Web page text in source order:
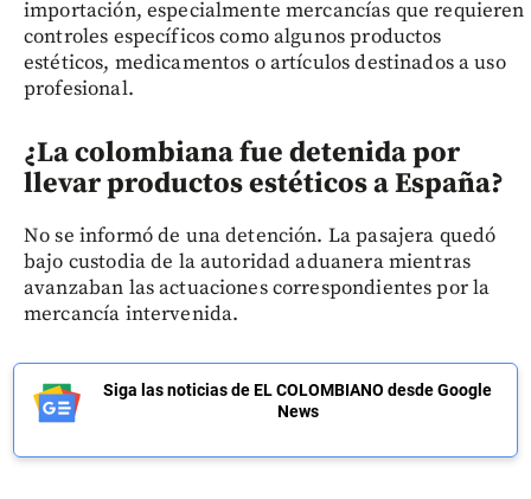
importación, especialmente mercancías que requieren
controles específicos como algunos productos
estéticos, medicamentos o artículos destinados a uso
profesional.
¿La colombiana fue detenida por
llevar productos estéticos a España?
No se informó de una detención. La pasajera quedó
bajo custodia de la autoridad aduanera mientras
avanzaban las actuaciones correspondientes por la
mercancía intervenida.
Siga las noticias de EL COLOMBIANO desde Google
News